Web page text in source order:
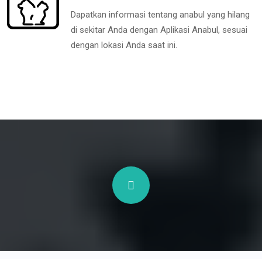
Dapatkan informasi tentang anabul yang hilang
di sekitar Anda dengan Aplikasi Anabul, sesuai
dengan lokasi Anda saat ini.